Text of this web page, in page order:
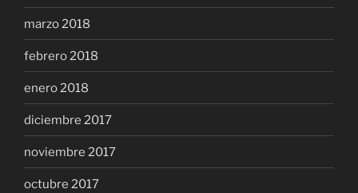
marzo 2018
febrero 2018
enero 2018
diciembre 2017
noviembre 2017
octubre 2017